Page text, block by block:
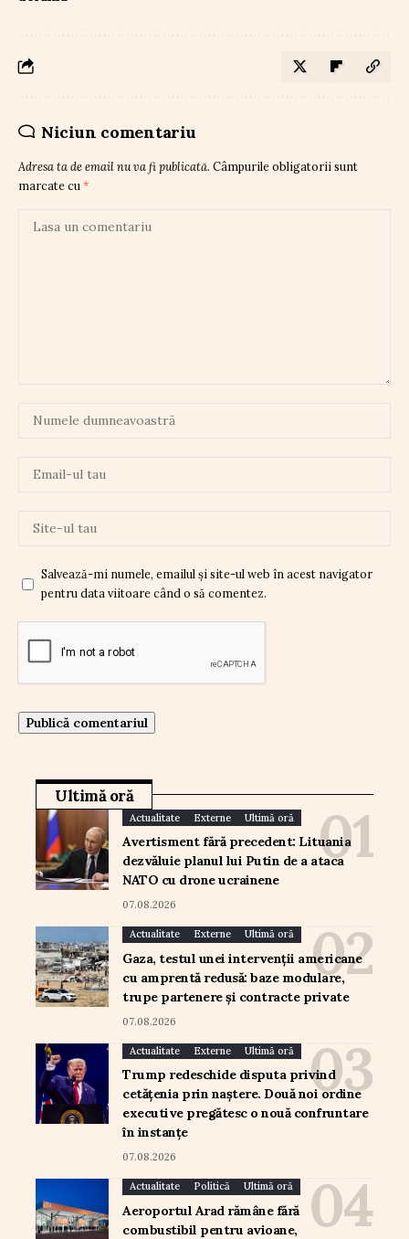
Niciun comentariu
Adresa ta de email nu va fi publicată. Câmpurile obligatorii sunt
marcate cu*
Salvează-mi numele, emailul și site-ul web în acest navigator
pentru data viitoare când o să comentez.
Ultimă oră
Actualitate Externe Ultimă oră
Avertisment fără precedent: Lituania
dezvăluie planul lui Putin de a ataca
NATO cu drone ucrainene
07.08.2026
Actualitate Externe Ultimă oră
Gaza, testul unei intervenții americane
cu amprentă redusă: baze modulare,
trupe partenere și contracte private
07.08.2026
Actualitate Externe Ultimă oră
Trump redeschide disputa privind
cetățenia prin naștere. Două noi ordine
executive pregătesc o nouă confruntare
în instanțe
07.08.2026
Actualitate Politică Ultimă oră
Aeroportul Arad rămâne fără
combustibil pentru avioane,